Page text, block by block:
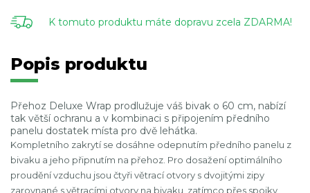
K tomuto produktu máte dopravu zcela ZDARMA!
Popis produktu
Přehoz Deluxe Wrap prodlužuje váš bivak o 60 cm, nabízí
tak větší ochranu a v kombinaci s připojením předního
panelu dostatek místa pro dvě lehátka.
Kompletního zakrytí se dosáhne odepnutím předního panelu z
bivaku a jeho připnutím na přehoz. Pro dosažení optimálního
proudění vzduchu jsou čtyři větrací otvory s dvojitými zipy
zarovnané s větracími otvory na bivaku, zatímco přes spojky